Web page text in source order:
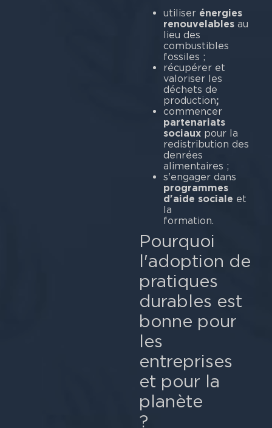
utiliser énergies
renouvelablesau
lieu des
combustibles
fossiles ;
récupérer et
valoriser les
déchets de
production;
commencer
partenariats
sociauxpour la
redistribution des
denrées
alimentaires ;
s'engager dans
programmes
d'aide sociale et
la
Pourquoi
l'adoption de
pratiques
durables est
bonne pour
les
entreprises
et pour la
planète